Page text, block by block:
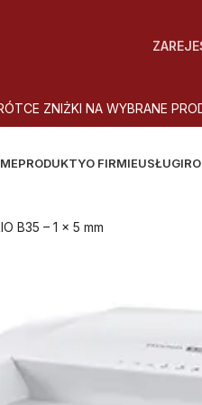
ÓTCE ZNIŻKI NA WYBRANE PRO
PRODUKTYO FIRMIEUSŁUGI
B35 – 1 x 5 mm